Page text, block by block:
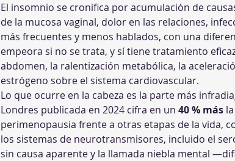
El insomnio se cronifica por acumulación de
de la mucosa vaginal, dolor en las relaciones,
más frecuentes y menos hablados, con una
empeora si no se trata, y sí tiene tratamiento
abdomen, la ralentización metabólica, la
estrógeno sobre el sistema cardiovascular.
Lo que ocurre en la cabeza es la parte más
Londres publicada en 2024 cifra en un 40 % más
perimenopausia frente a otras etapas de la vida,
los sistemas de neurotransmisores, incluido el
sin causa aparente y la llamada niebla mental